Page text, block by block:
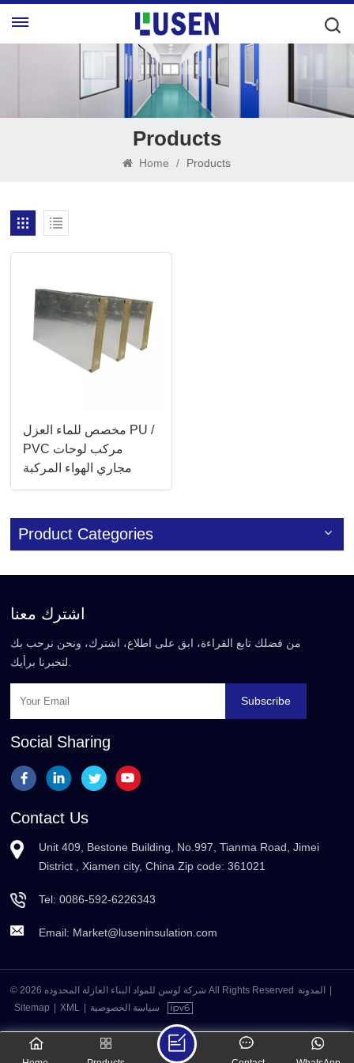
Products
Home / Products
مخصص للماء العزل PU /
PVC مركب لوحات
مجاري الهواء المركبة
Product Categories
اشترك معنا
من فضلك تابع القراءة، ابق على اطلاع، اشترك، ونحن نرحب بك
لتخبرنا برأيك.
Subscribe
Social Sharing
Contact Us
Unit 409, Bestone Building, No.997, Tianma Road, Jimei
District , Xiamen city, China Zip code: 361021
Tel:0086-592-6226343
Email: Market@luseninsulation.com
© 2026 شركة لوسن للمواد البناء العازلة المحدوده All Rights Reserved المدونة
Sitemap
XML سياسة الخصوصية